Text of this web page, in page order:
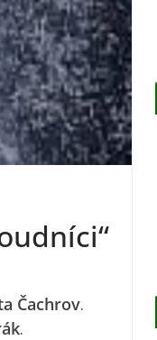
Čachrov.
.